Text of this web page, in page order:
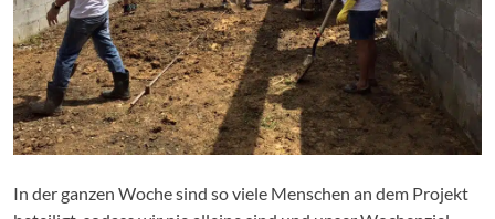
In der ganzen Woche sind so viele Menschen an dem Projekt